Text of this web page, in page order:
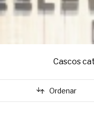
Cascos
Ordenar